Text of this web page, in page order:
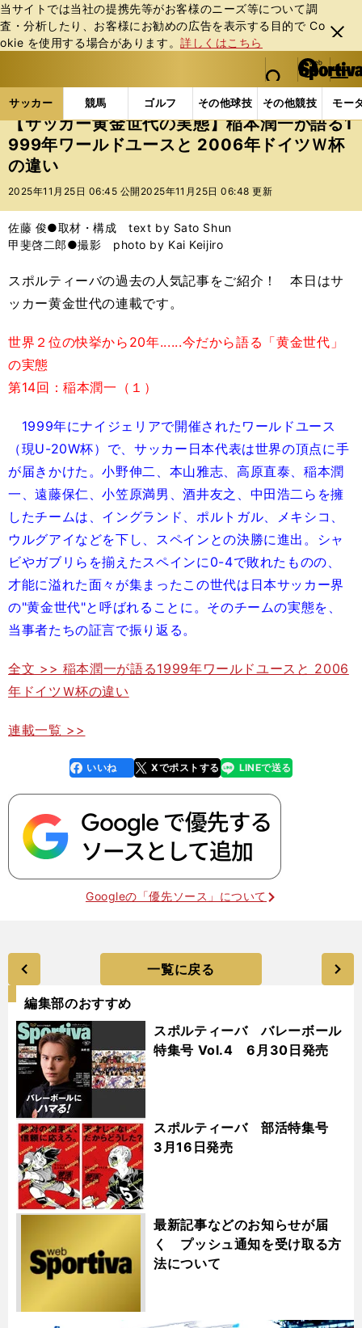
当サイトでは当社の提携先等がお客様のニーズ等について調
査・分析したり、お客様にお勧めの広告を表⽰する⽬的で Co
okie を使⽤する場合があります。詳しくはこちら
閉じ
る
web Sportiva (webスポルティーバ)
検索
マイペ
ー
ジ
メニュ
サッカー 競馬 ゴルフ その他球技 その他競技 モー
ス
ポ
ル
テ
ー
バ
サッカーの記事一覧 サッカー代表 【サッカー黄金
【サッカー黄金世代の実態】稲本潤一が語る1
999年ワールドユースと 2006年ドイツＷ杯
の違い
2025年11月25日 06:45 公開 2025年11月25日 06:48 更新
佐藤 俊●取材・構成 text by Sato Shun
甲斐啓二郎●撮影 photo by Kai Keijiro
スポルティーバの過去の人気記事をご紹介！ 本日はサ
ッカー黄金世代の連載です。
世界２位の快挙から20年......今だから語る「黄金世代」
の実態
第14回：稲本潤一（１）
1999年にナイジェリアで開催されたワールドユース
（現U-20W杯）で、サッカー日本代表は世界の頂点に手
が届きかけた。小野伸二、本山雅志、高原直泰、稲本潤
一、遠藤保仁、小笠原満男、酒井友之、中田浩二らを擁
したチームは、イングランド、ポルトガル、メキシコ、
ウルグアイなどを下し、スペインとの決勝に進出。シャ
ビやガブリらを揃えたスペインに0-4で敗れたものの、
才能に溢れた面々が集まったこの世代は日本サッカー界
の"黄金世代"と呼ばれることに。そのチームの実態を、
当事者たちの証言で振り返る。
全文 >> 稲本潤一が語る1999年ワールドユースと 2006
年ドイツＷ杯の違い
連載一覧 >>
faceboo
k
いいね Xでポストする
line LINEで送る
Googleの「優先ソース」について
一覧に戻る
編集部のおすすめ
スポルティーバ バレーボール
特集号 Vol.4 6月30日発売
スポルティーバ 部活特集号
3月16日発売
最新記事などのお知らせが届
く プッシュ通知を受け取る方
法について